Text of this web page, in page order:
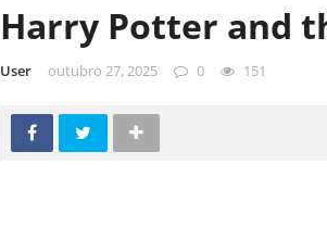
Harry Potter and
User outubro 27, 2025 0 151